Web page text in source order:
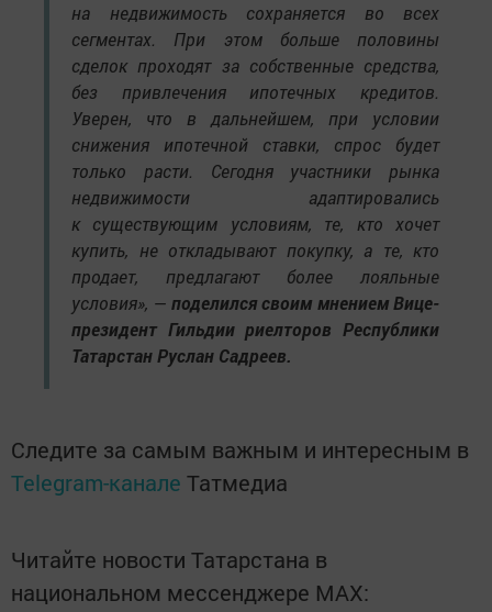
на недвижимость сохраняется во всех
сегментах. При этом больше половины
сделок проходят за собственные средства,
без привлечения ипотечных кредитов.
Уверен, что в дальнейшем, при условии
снижения ипотечной ставки, спрос будет
только расти. Сегодня участники рынка
недвижимости адаптировались
к существующим условиям, те, кто хочет
купить, не откладывают покупку, а те, кто
продает, предлагают более лояльные
условия», — поделился своим мнением Вице-
президент Гильдии риелторов Республики
Татарстан Руслан Садреев.
Следите за самым важным и интересным в
Telegram-канале Татмедиа
Читайте новости Татарстана в
национальном мессенджере MАХ: